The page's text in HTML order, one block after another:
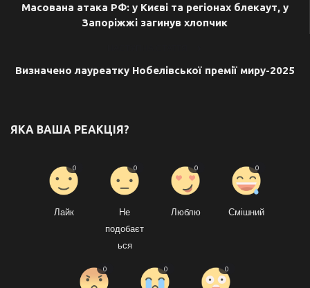
Масована атака РФ: у Києві та регіонах блекаут, у
Запоріжжі загинув хлопчик
Визначено лауреатку Нобелівської премії миру-2025
ЯКА ВАША РЕАКЦІЯ?
Лайк
0
Не
подобаєт
ься
0
Люблю
0
Смішний
0
0 0 0